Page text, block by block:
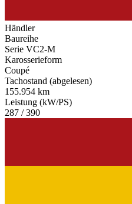
Händler
Baureihe
Serie VC2-M
Karosserieform
Coupé
Tachostand (abgelesen)
155.954 km
Leistung (kW/PS)
287 / 390